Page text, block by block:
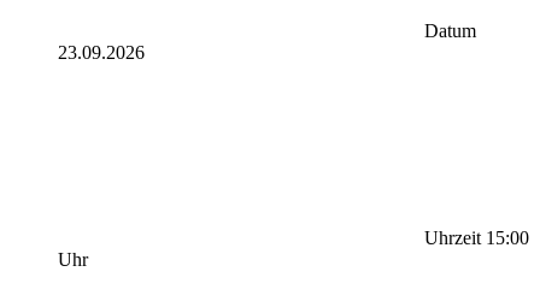
Datum
23.09.2026
Uhrzeit 15:00
Uhr